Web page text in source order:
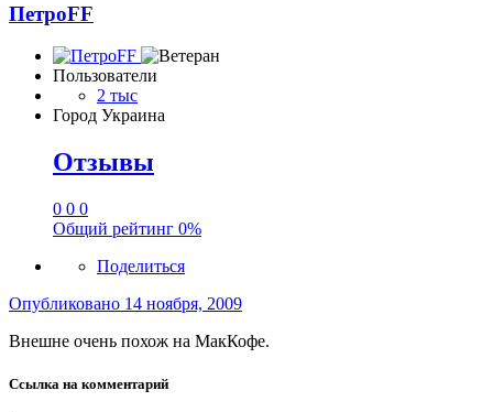
ПетроFF
Пользователи
2 тыс
Город Украина
Отзывы
0 0 0
Общий рейтинг 0%
Поделиться
Опубликовано 14 ноября, 2009
Внешне очень похож на МакКофе.
Ссылка на комментарий